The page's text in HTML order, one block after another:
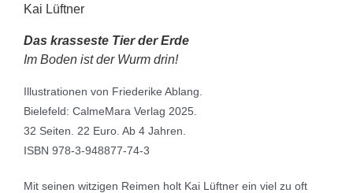
Kai Lüftner
Das krasseste Tier der Erde
Im Boden ist der Wurm drin!
Illustrationen von Friederike Ablang.
Bielefeld: CalmeMara Verlag 2025.
32 Seiten. 22 Euro. Ab 4 Jahren.
ISBN 978-3-948877-74-3
Mit seinen witzigen Reimen holt Kai Lüftner ein viel zu oft